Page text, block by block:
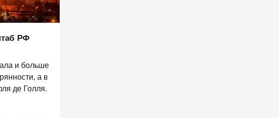
РФ
и больше
а в
де Голля.